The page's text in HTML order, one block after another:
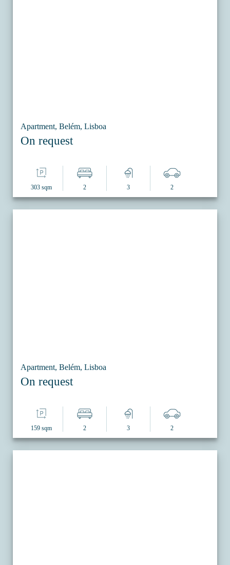
Apartment, Belém, Lisboa
On request
303 sqm 2 3 2
Apartment, Belém, Lisboa
On request
159 sqm 2 3 2